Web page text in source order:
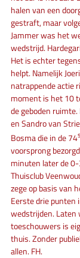
halen van een
gestraft, maar
Jammer was het
wedstrijd.
Het is echter
helpt. Namelijk
natrappende actie
moment is het 10
de geboden
en Sandro van
Bosma die in de 74
voorsprong
minuten later de
Thuisclub
zege op basis van
Eerste drie punten
wedstrijden. Laten
toeschouwers is
thuis. Zonder
allen. FH.